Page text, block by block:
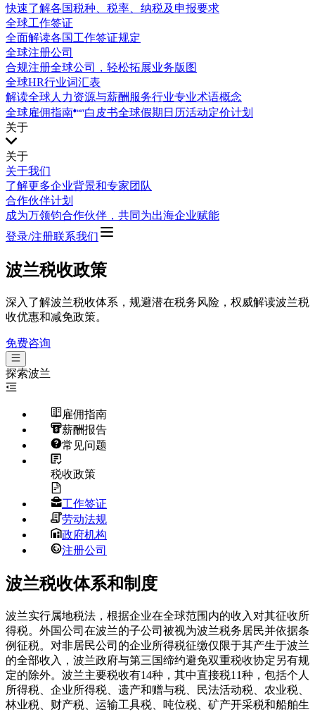
快速了解各国税种、税率、纳税及申报要求
全球工作签证
全面解读各国工作签证规定
全球注册公司
合规注册全球公司，轻松拓展业务版图
全球HR行业词汇表
解读全球人力资源与薪酬服务行业专业术语概念
全球雇佣指南
白皮书全球假期日历活动定价计划
关于
关于
关于我们
了解更多企业背景和专家团队
合作伙伴计划
成为万领钧合作伙伴，共同为出海企业赋能
登录/注册联系我们
波兰税收政策
深入了解波兰税收体系，规避潜在税务风险，权威解读波兰税
收优惠和减免政策。
免费咨询
探索波兰
雇佣指南
薪酬报告
常见问题
税收政策
工作签证
劳动法规
政府机构
注册公司
波兰税收体系和制度
波兰实行属地税法，根据企业在全球范围内的收入对其征收所
得税。外国公司在波兰的子公司被视为波兰税务居民并依据条
例征税。对非居民公司的企业所得税征缴仅限于其产生于波兰
的全部收入，波兰政府与第三国缔约避免双重税收协定另有规
定的除外。波兰主要税收有14种，其中直接税11种，包括个人
所得税、企业所得税、遗产和赠与税、民法活动税、农业税、
林业税、财产税、运输工具税、吨位税、矿产开采税和船舶生